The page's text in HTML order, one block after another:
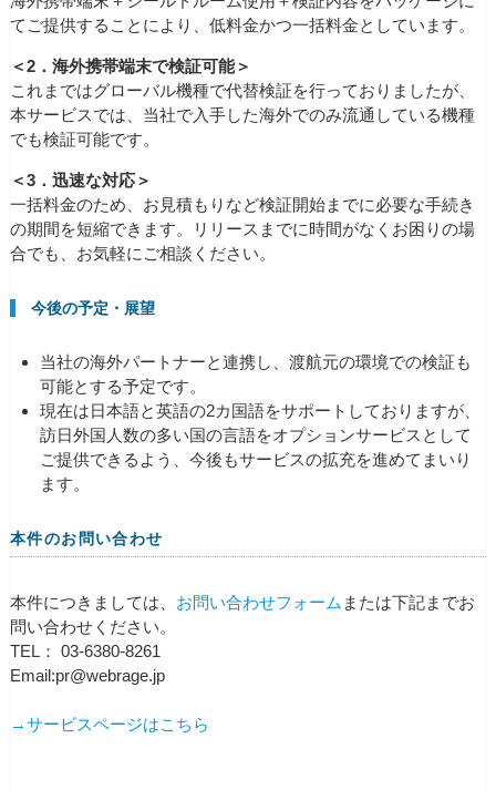
てご提供することにより、低料金かつ一括料金としています。
＜2．海外携帯端末で検証可能＞
これまではグローバル機種で代替検証を行っておりましたが、
本サービスでは、当社で入手した海外でのみ流通している機種
でも検証可能です。
＜3．迅速な対応＞
一括料金のため、お見積もりなど検証開始までに必要な手続き
の期間を短縮できます。リリースまでに時間がなくお困りの場
合でも、お気軽にご相談ください。
今後の予定・展望
当社の海外パートナーと連携し、渡航元の環境での検証も
可能とする予定です。
現在は日本語と英語の2カ国語をサポートしておりますが、
訪日外国人数の多い国の言語をオプションサービスとして
ご提供できるよう、今後もサービスの拡充を進めてまいり
ます。
本件のお問い合わせ
本件につきましては、 お問い合わせフォーム または下記までお
問い合わせください。
TEL： 03-6380-8261
Email:pr@webrage.jp
→サービスページはこちら